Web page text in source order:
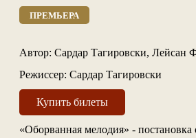
ПРЕМЬЕРА
Автор: Сардар Тагировски, Лейсан
Режиссер: Сардар Тагировски
Купить билеты
«Оборванная мелодия» -